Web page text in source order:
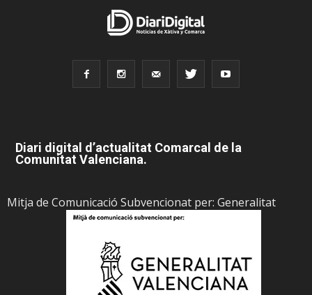
Diari digital d’actualitat Comarcal de la
Comunitat Valenciana.
Mitja de Comunicació Subvencionat per: Generalitat